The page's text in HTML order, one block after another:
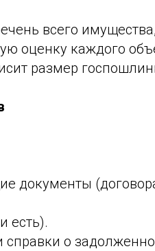
всего
оценку каждого
размер
документы
есть).
о